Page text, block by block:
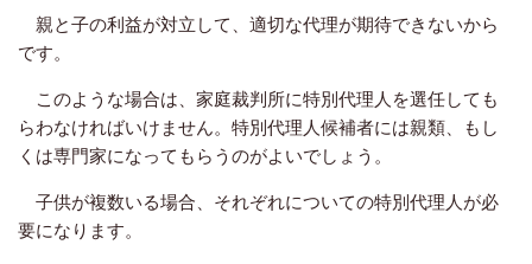
親と子の利益が対立して、適切な代理が期待できないから
です。
このような場合は、家庭裁判所に特別代理人を選任しても
らわなければいけません。特別代理人候補者には親類、もし
くは専門家になってもらうのがよいでしょう。
子供が複数いる場合、それぞれについての特別代理人が必
要になります。